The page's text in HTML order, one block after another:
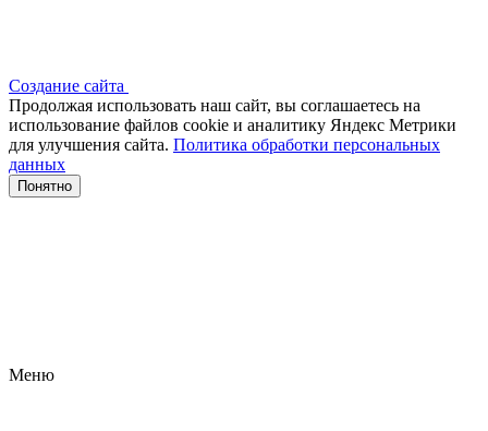
Создание сайта
Продолжая использовать наш сайт, вы соглашаетесь на
использование файлов сооkіе и аналитику Яндекс Метрики
для улучшения сайта. Политика обработки персональных
данных
Понятно
Меню